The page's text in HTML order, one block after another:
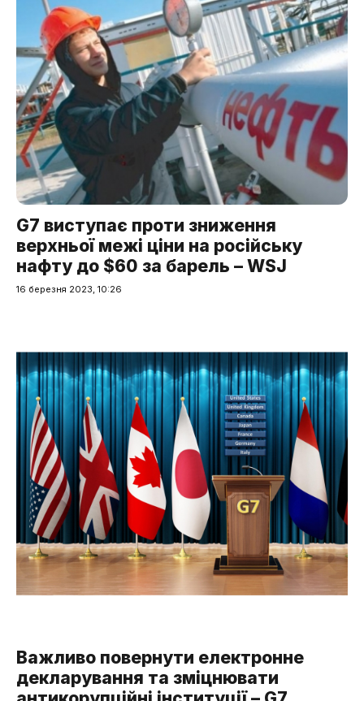
G7 виступає проти зниження
верхньої межі ціни на російську
нафту до $60 за барель – WSJ
16 березня 2023, 10:26
Важливо повернути електронне
декларування та зміцнювати